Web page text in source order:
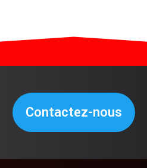
Contactez-nous